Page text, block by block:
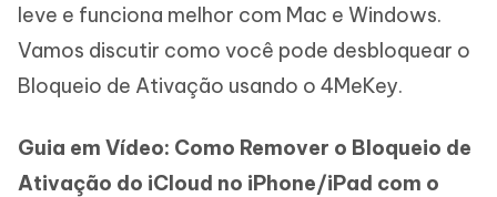
leve e funciona melhor com Mac e Windows.
Vamos discutir como você pode desbloquear o
Bloqueio de Ativação usando o 4MeKey.
Guia em Vídeo: Como Remover o Bloqueio de
Ativação do iCloud no iPhone/iPad com o